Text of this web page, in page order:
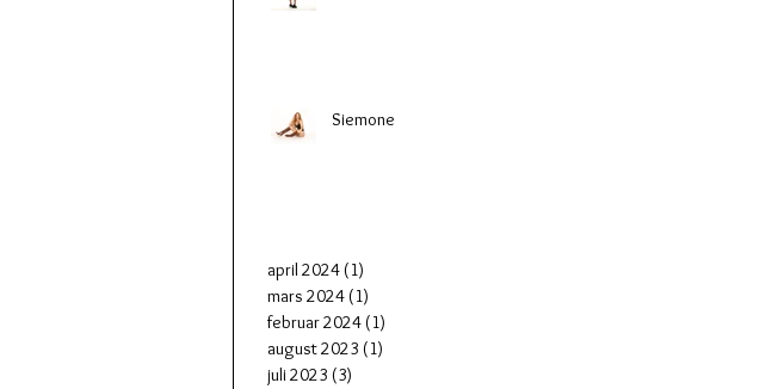
Siemone
april 2024 (1)
mars 2024 (1)
februar 2024 (1)
august 2023 (1)
juli 2023 (3)